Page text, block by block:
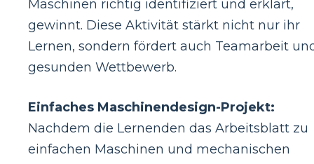
Maschinen richtig identifiziert und erklärt,
gewinnt. Diese Aktivität stärkt nicht nur ihr
Lernen, sondern fördert auch Teamarbeit
gesunden Wettbewerb.
Einfaches Maschinendesign-Projekt:
Nachdem die Lernenden das Arbeitsblatt zu
einfachen Maschinen und mechanischen